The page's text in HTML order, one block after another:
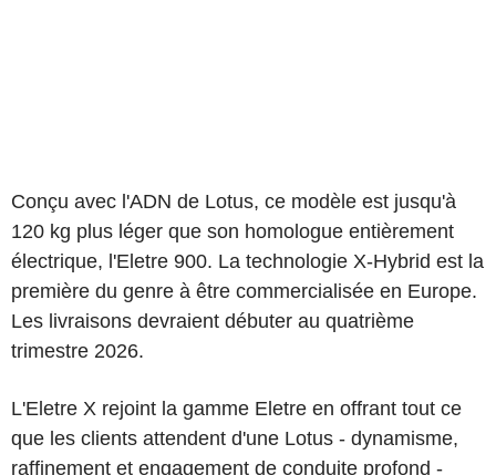
Conçu avec l'ADN de Lotus, ce modèle est jusqu'à
120 kg plus léger que son homologue entièrement
électrique, l'Eletre 900. La technologie X-Hybrid est la
première du genre à être commercialisée en Europe.
Les livraisons devraient débuter au quatrième
trimestre 2026.
L'Eletre X rejoint la gamme Eletre en offrant tout ce
que les clients attendent d'une Lotus - dynamisme,
raffinement et engagement de conduite profond -